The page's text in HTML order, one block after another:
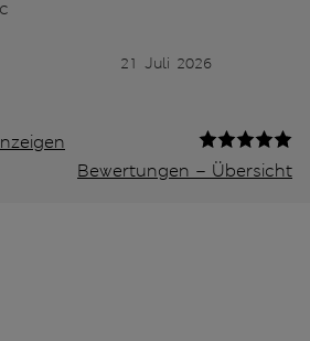
21 Juli 2026
Bewertungen – Übersicht